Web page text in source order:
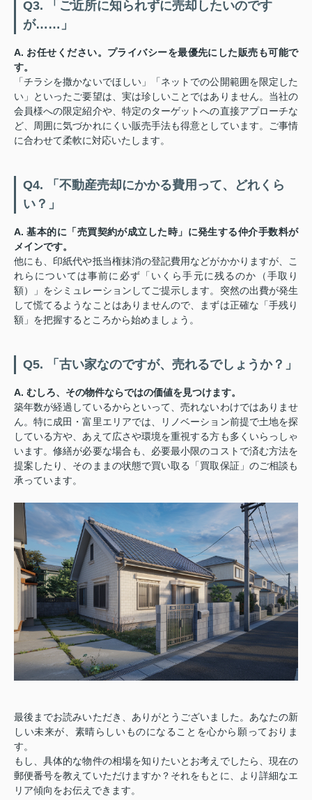
Q3. 「ご近所に知られずに売却したいのです
が……」
A. お任せください。プライバシーを最優先にした販売も可能で
す。
「チラシを撒かないでほしい」「ネットでの公開範囲を限定した
い」といったご要望は、実は珍しいことではありません。当社の
会員様への限定紹介や、特定のターゲットへの直接アプローチな
ど、周囲に気づかれにくい販売手法も得意としています。ご事情
に合わせて柔軟に対応いたします。
Q4. 「不動産売却にかかる費用って、どれくら
い？」
A. 基本的に「売買契約が成立した時」に発生する仲介手数料が
メインです。
他にも、印紙代や抵当権抹消の登記費用などがかかりますが、こ
れらについては事前に必ず「いくら手元に残るのか（手取り
額）」をシミュレーションしてご提示します。突然の出費が発生
して慌てるようなことはありませんので、まずは正確な「手残り
額」を把握するところから始めましょう。
Q5. 「古い家なのですが、売れるでしょうか？」
A. むしろ、その物件ならではの価値を見つけます。
築年数が経過しているからといって、売れないわけではありませ
ん。特に成田・富里エリアでは、リノベーション前提で土地を探
している方や、あえて広さや環境を重視する方も多くいらっしゃ
います。修繕が必要な場合も、必要最小限のコストで済む方法を
提案したり、そのままの状態で買い取る「買取保証」のご相談も
承っています。
最後までお読みいただき、ありがとうございました。あなたの新
しい未来が、素晴らしいものになることを心から願っておりま
す。
もし、具体的な物件の相場を知りたいとお考えでしたら、現在の
郵便番号を教えていただけますか？それをもとに、より詳細なエ
リア傾向をお伝えできます。